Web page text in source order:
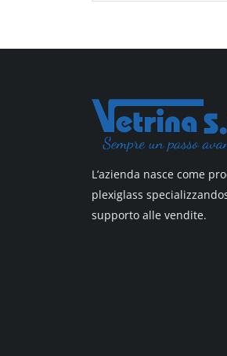
Top line 3
L’azienda nasce come
plexiglass
supporto alle vendite.